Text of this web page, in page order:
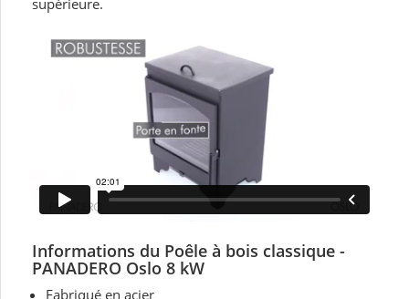
supérieure.
Informations du Poêle à bois classique -
PANADERO Oslo 8 kW
Fabriqué en acier